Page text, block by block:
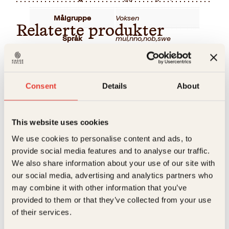
Consent Details About
This website uses cookies
We use cookies to personalise content and ads, to
provide social media features and to analyse our traffic.
We also share information about your use of our site with
our social media, advertising and analytics partners who
may combine it with other information that you’ve
provided to them or that they’ve collected from your use
of their services.
Målgruppe Voksen
Språk mul,nno,nob,swe
9788291769868
Bokformat
Antall sider
Litteraturtype Skjønnlitteratur
Relaterte produkter
Erik Thorstensen, Michel
Onfray
Vi trenger ikke
Gud
Innbundet339
Arne Berggren
Pakten